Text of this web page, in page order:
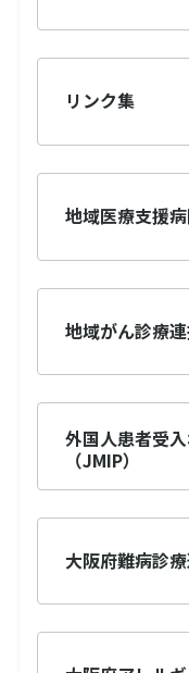
リンク集
地域医療支援
地域がん診療
外国人患者受
（JMIP）
大阪府難病診